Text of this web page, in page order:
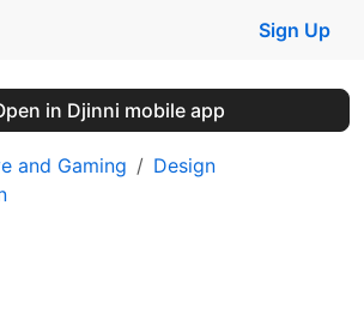
Sign Up
in Djinni mobile app
and Gaming
Design